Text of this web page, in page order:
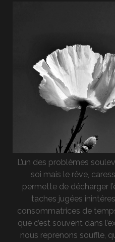
L’un des problèmes
soi mais le rêve,
permette de décharger
taches jugées
consommatrices de
que c’est souvent dans
nous reprenons souffle,